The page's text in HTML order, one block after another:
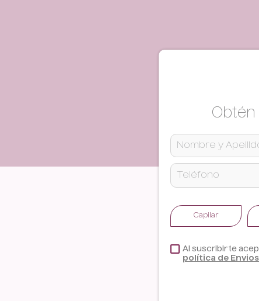
ENVIAR COMENTARIO
Capilar
Al suscribirte
política de Envios